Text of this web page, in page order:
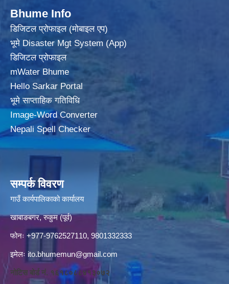
Bhume Info
डिजिटल प्रोफाइल (मोबाइल एप)
भूमे Disaster Mgt System (App)
डिजिटल प्रोफाइल
mWater Bhume
Hello Sarkar Portal
भूमे साप्ताहिक गतिविधि
Image-Word Converter
Nepali Spell Checker
सम्पर्क विवरण
गाउँ कार्यपालिकाको कार्यालय
खाबाङबगर, रुकुम (पूर्व)
फोनः +977-9762527110, 9801332333
इमेलः ito.bhumemun@gmail.com
नोटिस बोर्ड नं. १६१८०८८४१३०७२